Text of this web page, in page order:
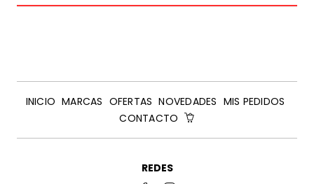
INICIO MARCAS OFERTAS NOVEDADES MIS PEDIDOS
CONTACTO
REDES